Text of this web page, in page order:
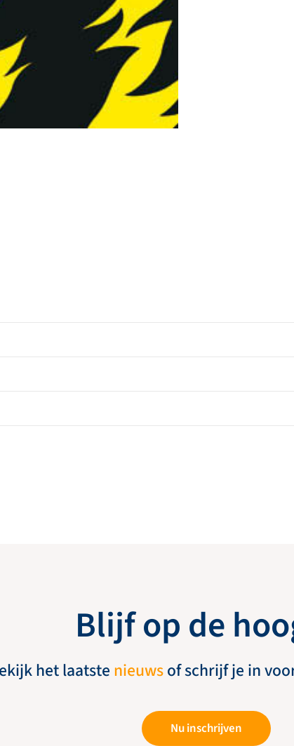
Blijf op de
het laatste nieuwsof schrijf je in
Nu inschrijven